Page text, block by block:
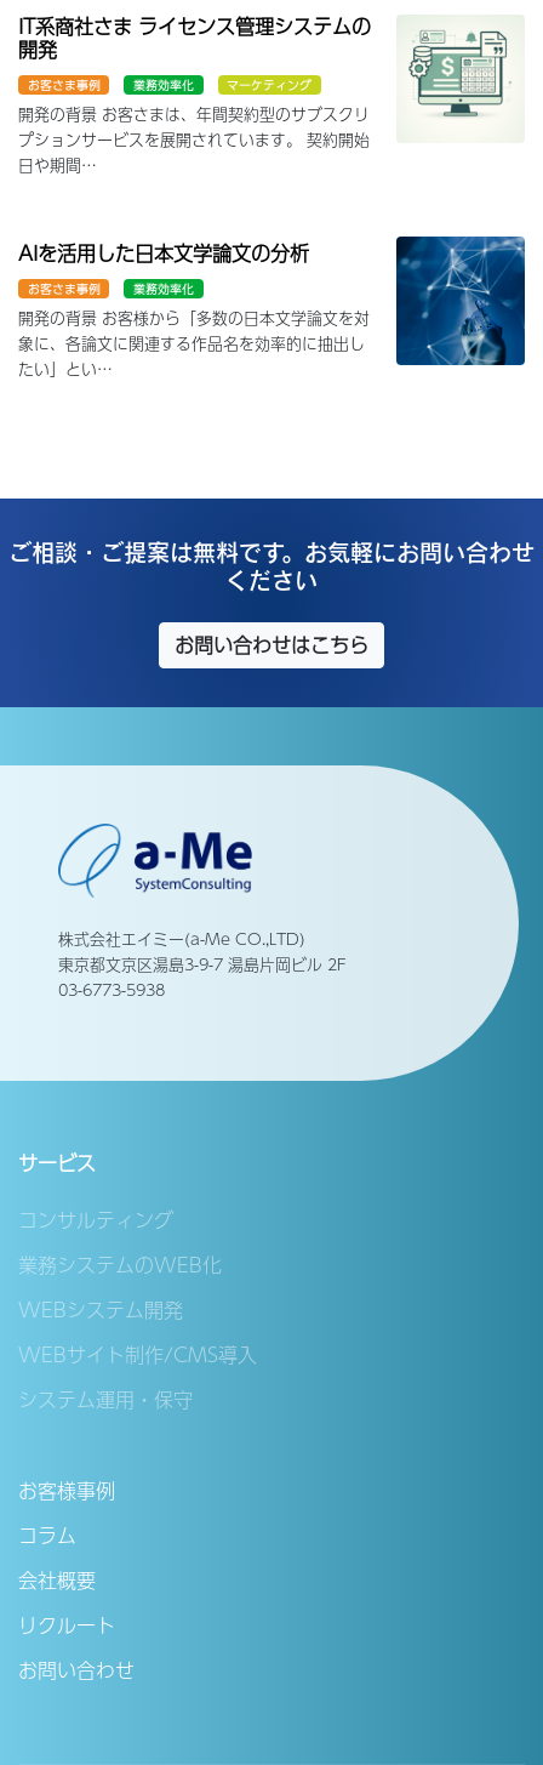
IT系商社さま ライセンス管理システムの
開発
お客さま事例 業務効率化 マーケティング
開発の背景 お客さまは、年間契約型のサブスクリ
プションサービスを展開されています。 契約開始
日や期間…
AIを活用した日本文学論文の分析
お客さま事例 業務効率化
開発の背景 お客様から「多数の日本文学論文を対
象に、各論文に関連する作品名を効率的に抽出し
たい」とい…
ご相談・ご提案は無料です。お気軽にお問い合わせ
ください
お問い合わせはこちら
株式会社エイミー(a-Me CO.,LTD)
東京都文京区湯島3-9-7 湯島片岡ビル 2F
03-6773-5938
サービス
コンサルティング
業務システムのWEB化
WEBシステム開発
WEBサイト制作/CMS導入
システム運用・保守
お客様事例
コラム
会社概要
リクルート
お問い合わせ